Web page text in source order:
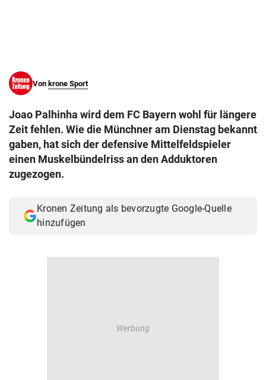
Von krone Sport
Joao Palhinha wird dem FC Bayern wohl für längere
Zeit fehlen. Wie die Münchner am Dienstag bekannt
gaben, hat sich der defensive Mittelfeldspieler
einen Muskelbündelriss an den Adduktoren
zugezogen.
Kronen Zeitung als bevorzugte Google-Quelle
hinzufügen